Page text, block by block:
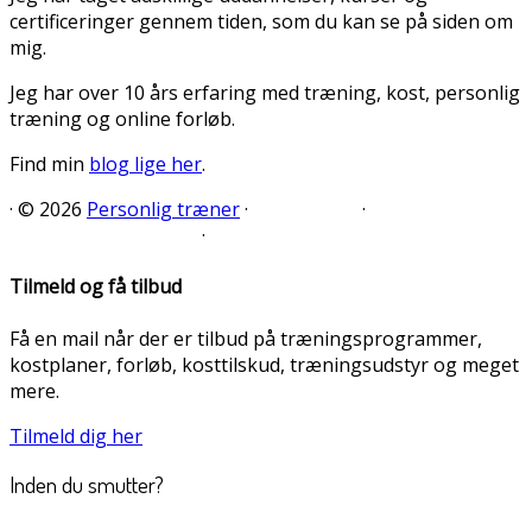
certificeringer gennem tiden, som du kan se på siden om
mig.
Jeg har over 10 års erfaring med træning, kost, personlig
træning og online forløb.
Find min blog lige her.
· © 2026 Personlig træner·
·
·
Tilmeld og få tilbud
Få en mail når der er tilbud på træningsprogrammer,
kostplaner, forløb, kosttilskud, træningsudstyr og meget
mere.
Tilmeld dig her
Inden du smutter?